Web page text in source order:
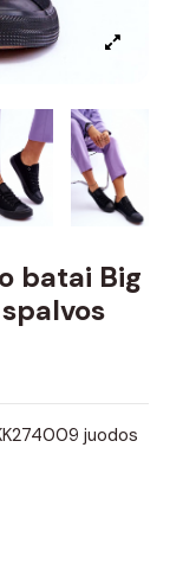
batai Big
juodos